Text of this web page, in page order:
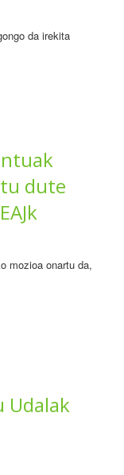
da irekita
dute
mozioa onartu da,
Udalak